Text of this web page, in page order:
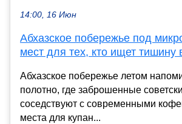
14:00, 16 Июн
Абхазское побережье под
мест для тех, кто ищет тишину
Абхазское побережье летом
полотно, где заброшенные
соседствуют с современными
места для купан...